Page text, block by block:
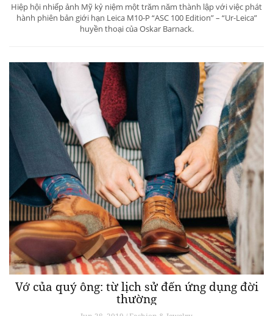
Hiệp hội nhiếp ảnh Mỹ kỷ niệm một trăm năm thành lập với việc phát
hành phiên bản giới hạn Leica M10-P “ASC 100 Edition” – “Ur-Leica”
huyền thoại của Oskar Barnack.
Vớ của quý ông: từ lịch sử đến ứng dụng đời
thường